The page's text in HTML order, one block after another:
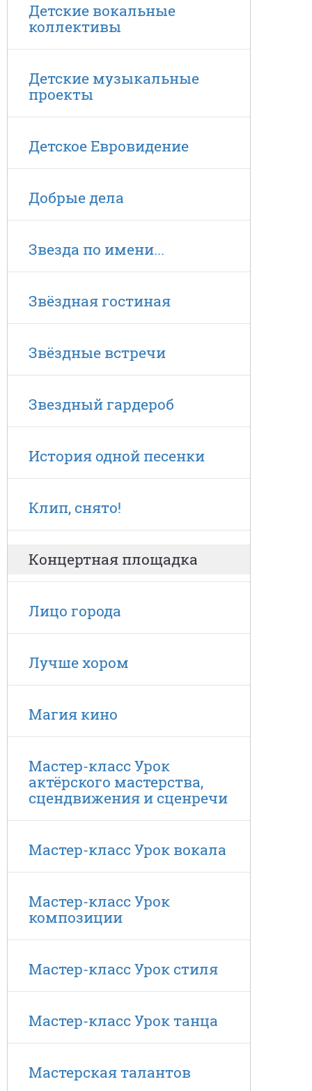
Детские вокальные
коллективы
Детские музыкальные
проекты
Детское Евровидение
Добрые дела
Звезда по имени...
Звёздная гостиная
Звёздные встречи
Звездный гардероб
История одной песенки
Клип, снято!
Концертная площадка
Лицо города
Лучше хором
Магия кино
Мастер-класс Урок
актёрского мастерства,
сцендвижения и сценречи
Мастер-класс Урок вокала
Мастер-класс Урок
композиции
Мастер-класс Урок стиля
Мастер-класс Урок танца
Мастерская талантов